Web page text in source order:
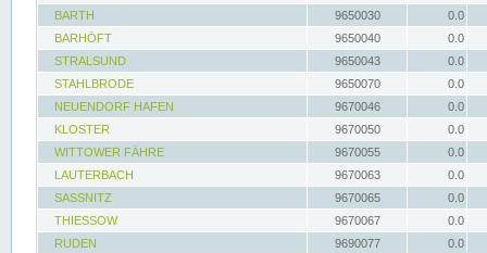
BARTH
9650030
0.0
BARHÖFT
9650040
0.0
STRALSUND
9650043
0.0
STAHLBRODE
9650070
0.0
NEUENDORF HAFEN
9670046
0.0
KLOSTER
9670050
0.0
WITTOWER FÄHRE
9670055
0.0
LAUTERBACH
9670063
0.0
SASSNITZ
9670065
0.0
THIESSOW
9670067
0.0
RUDEN
9690077
0.0